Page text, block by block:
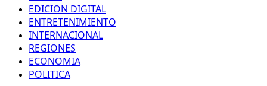
EDICION DIGITAL
ENTRETENIMIENTO
INTERNACIONAL
REGIONES
ECONOMIA
POLITICA